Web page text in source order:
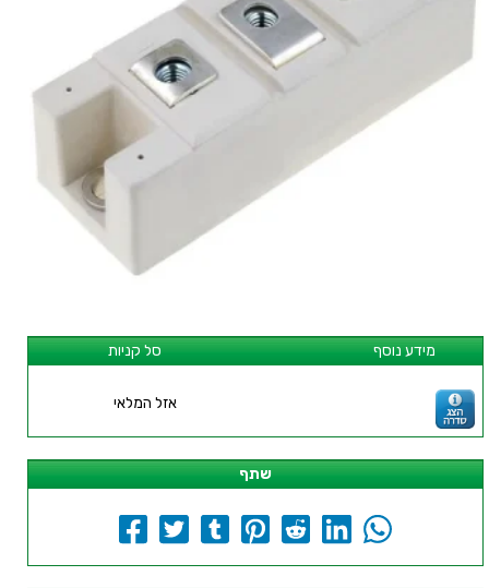
סל קניות מידע נוסף
אזל המלאי
שתף